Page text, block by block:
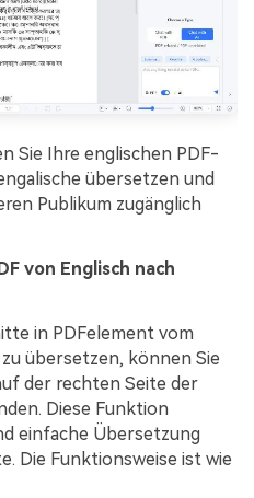
Sie Ihre englischen PDF-
übersetzen und
Publikum zugänglich
von Englisch nach
in PDFelement vom
übersetzen, können Sie
der rechten Seite der
Diese Funktion
einfache Übersetzung
Die Funktionsweise ist wie